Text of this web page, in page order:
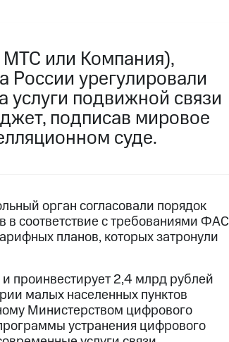
или Компания),
урегулировали
подвижной связи
подписав мировое
суде.
орган согласовали порядок
соответствие с требованиями ФАС
планов, которых затронули
проинвестирует 2,4 млрд рублей
малых населенных пунктов
Министерством цифрового
устранения цифрового